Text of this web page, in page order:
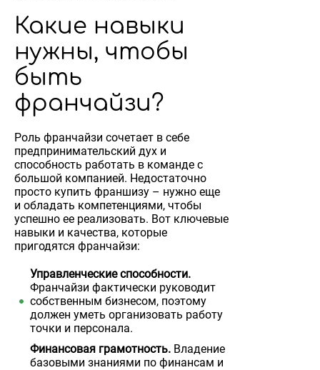
Какие навыки
нужны, чтобы
быть
франчайзи?
Роль франчайзи сочетает в себе
предпринимательский дух и
способность работать в команде с
большой компанией. Недостаточно
просто купить франшизу – нужно еще
и обладать компетенциями, чтобы
успешно ее реализовать. Вот ключевые
навыки и качества, которые
пригодятся франчайзи:
Управленческие способности.
Франчайзи фактически руководит
собственным бизнесом, поэтому
должен уметь организовать работу
точки и персонала.
Финансовая грамотность. Владение
базовыми знаниями по финансам и